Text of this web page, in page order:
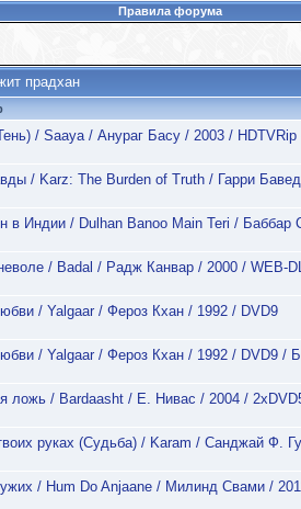
Правила форума
прадхан
/ Saaya / Анураг Басу / 2003 /
/ Karz: The Burden of Truth / Гарри
в Индии / Dulhan Banoo Main Teri /
/ Badal / Радж Канвар / 2000 / WEB-
/ Yalgaar / Фероз Кхан / 1992 / DVD9
/ Yalgaar / Фероз Кхан / 1992 / DVD9 /
ложь / Bardaasht / Е. Нивас / 2004 /
руках (Судьба) / Karam / Санджай Ф.
/ Hum Do Anjaane / Милинд Свами /